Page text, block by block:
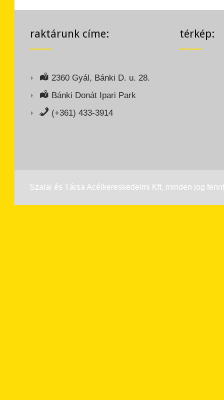
raktárunk címe:
2360 Gyál, Bánki D. u. 28.
Bánki Donát Ipari Park
(+361) 433-3914
térkép:
Szalai és Társa Acélkereskedelmi Kft. minden jog